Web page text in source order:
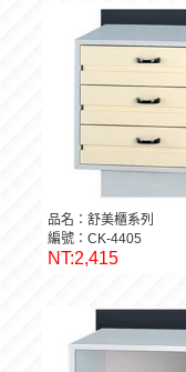
品名：舒美櫃系列
編號：CK-4405
NT:2,415